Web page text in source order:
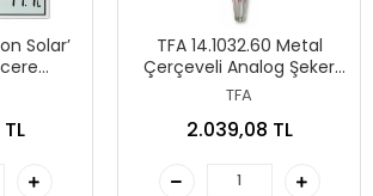
Solar’
TFA 14.1032.60 Metal
Çerçeveli Analog Şeker
Termometresi
TFA
2.039,08 TL